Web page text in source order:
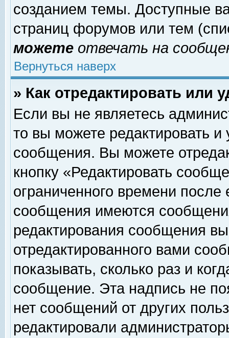
созданием темы. Доступные
страниц форумов или тем
можете отвечать на
Вернуться наверх
» Как отредактировать или
Если вы не являетесь
то вы можете редактировать и
сообщения. Вы можете
кнопку «Редактировать
ограниченного времени
сообщения имеются
редактирования сообщения
отредактированного вами
показывать, сколько раз и
сообщение. Эта надпись не
нет сообщений от других
редактировали